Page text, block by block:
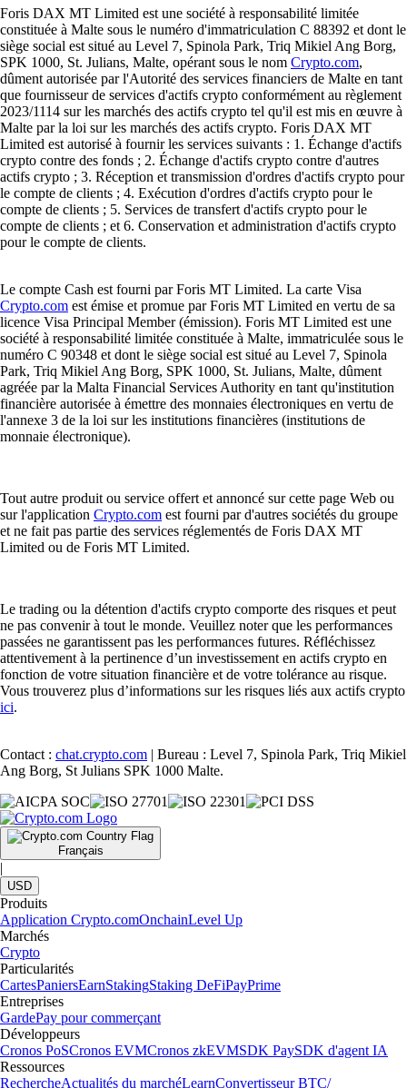
Foris DAX MT Limited est une société à responsabilité limitée
constituée à Malte sous le numéro d'immatriculation C 88392 et dont le
siège social est situé au Level 7, Spinola Park, Triq Mikiel Ang Borg,
SPK 1000, St. Julians, Malte, opérant sous le nom Crypto.com,
dûment autorisée par l'Autorité des services financiers de Malte en tant
que fournisseur de services d'actifs crypto conformément au règlement
2023/1114 sur les marchés des actifs crypto tel qu'il est mis en œuvre à
Malte par la loi sur les marchés des actifs crypto. Foris DAX MT
Limited est autorisé à fournir les services suivants : 1. Échange d'actifs
crypto contre des fonds ; 2. Échange d'actifs crypto contre d'autres
actifs crypto ; 3. Réception et transmission d'ordres d'actifs crypto pour
le compte de clients ; 4. Exécution d'ordres d'actifs crypto pour le
compte de clients ; 5. Services de transfert d'actifs crypto pour le
compte de clients ; et 6. Conservation et administration d'actifs crypto
pour le compte de clients.
Le compte Cash est fourni par Foris MT Limited. La carte Visa
Crypto.com est émise et promue par Foris MT Limited en vertu de sa
licence Visa Principal Member (émission). Foris MT Limited est une
société à responsabilité limitée constituée à Malte, immatriculée sous le
numéro C 90348 et dont le siège social est situé au Level 7, Spinola
Park, Triq Mikiel Ang Borg, SPK 1000, St. Julians, Malte, dûment
agréée par la Malta Financial Services Authority en tant qu'institution
financière autorisée à émettre des monnaies électroniques en vertu de
l'annexe 3 de la loi sur les institutions financières (institutions de
monnaie électronique).
Tout autre produit ou service offert et annoncé sur cette page Web ou
sur l'application Crypto.com est fourni par d'autres sociétés du groupe
et ne fait pas partie des services réglementés de Foris DAX MT
Limited ou de Foris MT Limited.
Le trading ou la détention d'actifs crypto comporte des risques et peut
ne pas convenir à tout le monde. Veuillez noter que les performances
passées ne garantissent pas les performances futures. Réfléchissez
attentivement à la pertinence d’un investissement en actifs crypto en
fonction de votre situation financière et de votre tolérance au risque.
Vous trouverez plus d’informations sur les risques liés aux actifs crypto
ici.
Contact : chat.crypto.com | Bureau : Level 7, Spinola Park, Triq Mikiel
Ang Borg, St Julians SPK 1000 Malte.
Français
|
USD
Produits
Application Crypto.comOnchainLevel Up
Marchés
Crypto
Particularités
CartesPaniersEarnStakingStaking DeFiPayPrime
Entreprises
GardePay pour commerçant
Développeurs
Cronos PoSCronos EVMCronos zkEVMSDK PaySDK d'agent IA
Ressources
RechercheActualités du marchéLearnConvertisseur BTC/